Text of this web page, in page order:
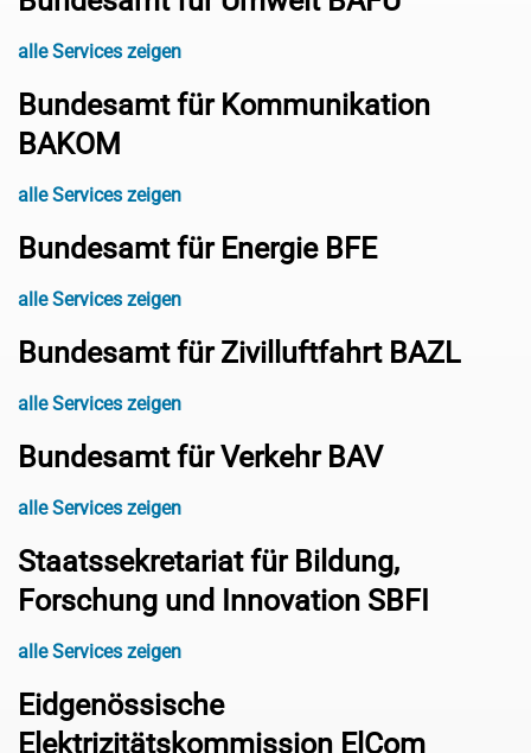
alle Services zeigen
Bundesamt für Kommunikation
BAKOM
alle Services zeigen
Bundesamt für Energie BFE
alle Services zeigen
Bundesamt für Zivilluftfahrt BAZL
alle Services zeigen
Bundesamt für Verkehr BAV
alle Services zeigen
Staatssekretariat für Bildung,
Forschung und Innovation SBFI
alle Services zeigen
Eidgenössische
Elektrizitätskommission ElCom